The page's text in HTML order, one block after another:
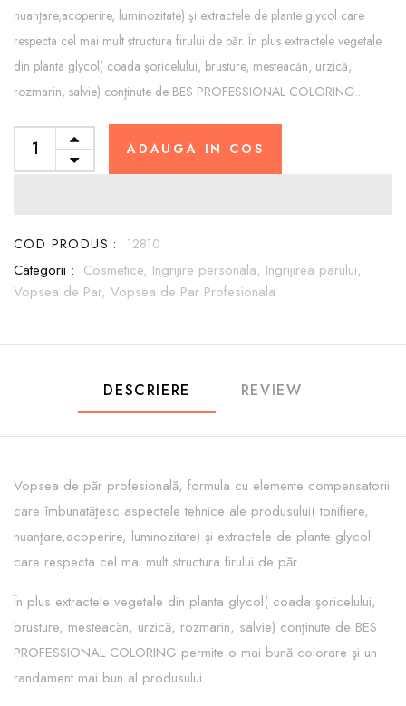
nuanţare,acoperire, luminozitate) şi extractele de plante glycol care
respecta cel mai mult structura firului de păr. În plus extractele vegetale
din planta glycol( coada şoricelului, brusture, mesteacăn, urzică,
rozmarin, salvie) conţinute de BES PROFESSIONAL COLORING...
ADAUGA IN COS
COD PRODUS : 12810
Categorii : Cosmetice, Ingrijire personala, Ingrijirea parului,
Vopsea de Par, Vopsea de Par Profesionala
DESCRIERE REVIEW
Vopsea de păr profesională, formula cu elemente compensatorii
care îmbunatăţesc aspectele tehnice ale produsului( tonifiere,
nuanţare,acoperire, luminozitate) şi extractele de plante glycol
care respecta cel mai mult structura firului de păr.
În plus extractele vegetale din planta glycol( coada şoricelului,
brusture, mesteacăn, urzică, rozmarin, salvie) conţinute de BES
PROFESSIONAL COLORING permite o mai bună colorare şi un
randament mai bun al produsului.